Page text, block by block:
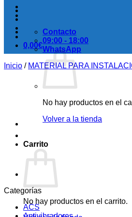
0,00€
No hay productos en el
Volver a la tienda
Carrito
No hay productos en el carrito.
Contacto
09:00 - 18:00
WhatsApp
Inicio / MATERIAL PARA
Categorías
ACS